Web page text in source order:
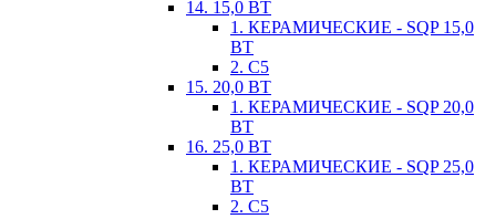
14. 15,0 ВТ
1. КЕРАМИЧЕСКИЕ - SQP 15,0
ВТ
2. С5
15. 20,0 ВТ
1. КЕРАМИЧЕСКИЕ - SQP 20,0
ВТ
16. 25,0 ВТ
1. КЕРАМИЧЕСКИЕ - SQP 25,0
ВТ
2. С5